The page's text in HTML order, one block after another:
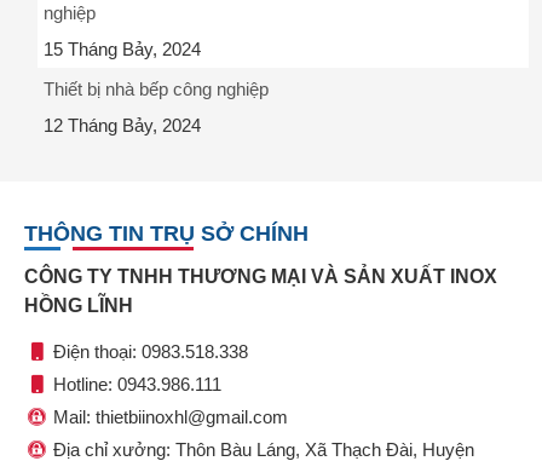
nghiệp
15 Tháng Bảy, 2024
Thiết bị nhà bếp công nghiệp
12 Tháng Bảy, 2024
THÔNG TIN TRỤ SỞ CHÍNH
CÔNG TY TNHH THƯƠNG MẠI VÀ SẢN XUẤT INOX
HỒNG LĨNH
Điện thoại: 0983.518.338
Hotline: 0943.986.111
Mail: thietbiinoxhl@gmail.com
Địa chỉ xưởng: Thôn Bàu Láng, Xã Thạch Đài, Huyện